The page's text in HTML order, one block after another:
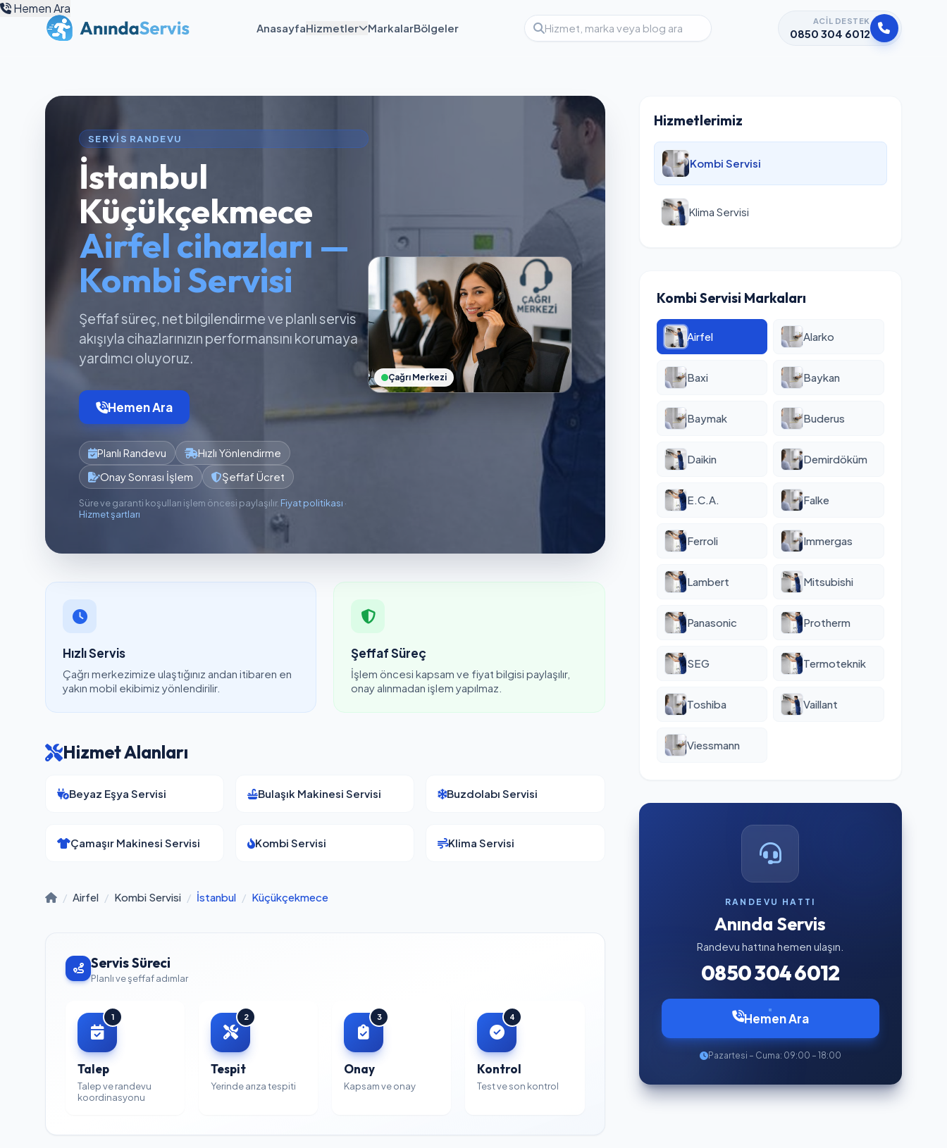
AnasayfaHizmetler MarkalarBölgeler
ACIL DESTEK
0850 304 6012
Hemen Ara
SERVIS RANDEVU
İstanbul
Küçükçekmece
Airfel cihazları —
Kombi Servisi
Şeffaf süreç, net bilgilendirme ve planlı servis
akışıyla cihazlarınızın performansını korumaya
yardımcı oluyoruz.
Hemen Ara
Planlı Randevu
Hızlı Yönlendirme
Onay Sonrası İşlem
Şeffaf Ücret
Süre ve garanti koşulları işlem öncesi paylaşılır. Fiyat politikası ·
Hizmet şartları
Çağrı Merkezi
Hızlı Servis
Çağrı merkezimize ulaştığınız andan itibaren en
yakın mobil ekibimiz yönlendirilir.
Şeffaf Süreç
İşlem öncesi kapsam ve fiyat bilgisi paylaşılır,
onay alınmadan işlem yapılmaz.
Hizmet Alanları
Beyaz Eşya Servisi Bulaşık Makinesi Servisi Buzdolabı Servisi
Çamaşır Makinesi Servisi Kombi Servisi Klima Servisi
/ Airfel / Kombi Servisi / İstanbul / Küçükçekmece
Servis Süreci
Planlı ve şeffaf adımlar
1
Talep
Talep ve randevu
koordinasyonu
2
Tespit
Yerinde arıza tespiti
3
Onay
Kapsam ve onay
4
Kontrol
Test ve son kontrol
Hizmetlerimiz
Kombi Servisi
Klima Servisi
Kombi Servisi Markaları
Airfel Alarko
Baxi Baykan
Baymak Buderus
Daikin Demirdöküm
E.C.A. Falke
Ferroli Immergas
Lambert Mitsubishi
Panasonic Protherm
SEG Termoteknik
Toshiba Vaillant
Viessmann
RANDEVU HATTI
Anında Servis
Randevu hattına hemen ulaşın.
0850 304 6012
Hemen Ara
Pazartesi – Cuma: 09:00 – 18:00